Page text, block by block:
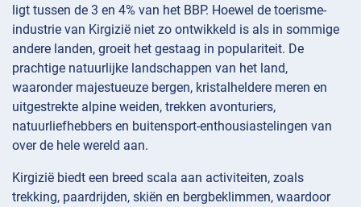
ligt tussen de 3 en 4% van het BBP. Hoewel de toerisme-
industrie van Kirgizië niet zo ontwikkeld is als in sommige
andere landen, groeit het gestaag in populariteit. De
prachtige natuurlijke landschappen van het land,
waaronder majestueuze bergen, kristalheldere meren en
uitgestrekte alpine weiden, trekken avonturiers,
natuurliefhebbers en buitensport-enthousiastelingen van
over de hele wereld aan.
Kirgizië biedt een breed scala aan activiteiten, zoals
trekking, paardrijden, skiën en bergbeklimmen, waardoor